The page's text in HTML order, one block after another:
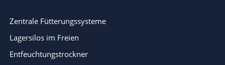
Zentrale Fütterungssysteme
Lagersilos im Freien
Entfeuchtungstrockner